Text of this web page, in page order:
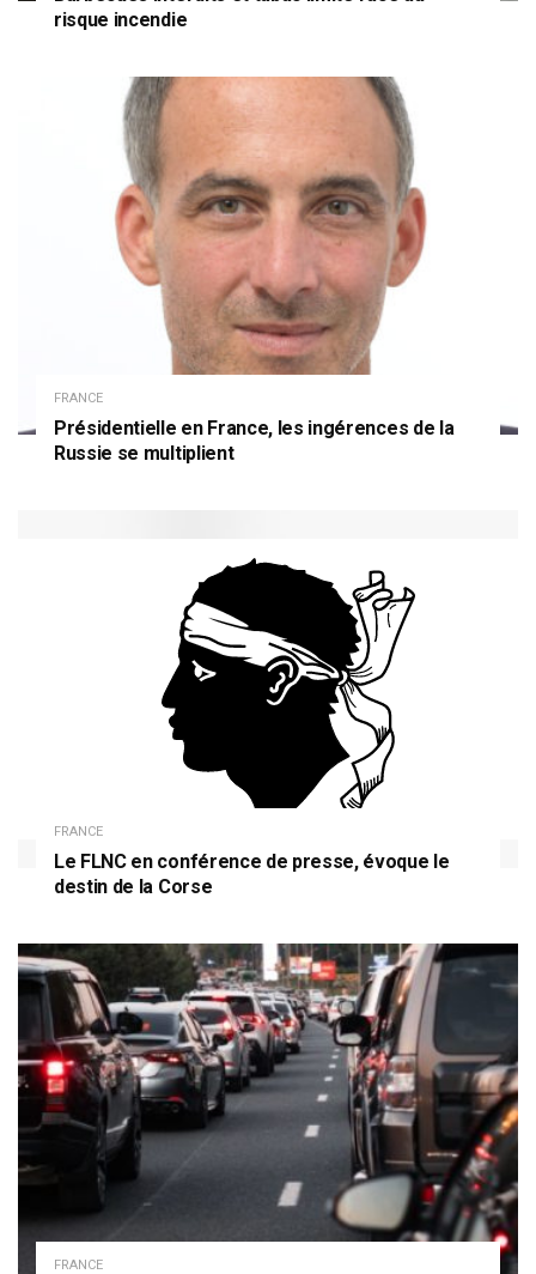
risque incendie
FRANCE
Présidentielle en France, les ingérences de la
Russie se multiplient
FRANCE
Le FLNC en conférence de presse, évoque le
destin de la Corse
FRANCE